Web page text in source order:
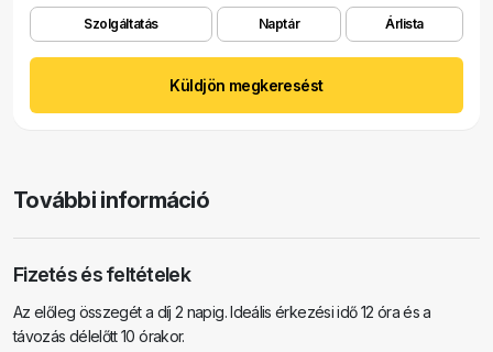
Szolgáltatás Naptár Árlista
Küldjön megkeresést
További információ
Fizetés és feltételek
Az előleg összegét a díj 2 napig. Ideális érkezési idő 12 óra és a
távozás délelőtt 10 órakor.